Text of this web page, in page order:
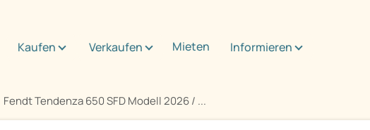
Kaufen Verkaufen Mieten Informieren
Fendt Tendenza 650 SFD Modell 2026 / ...